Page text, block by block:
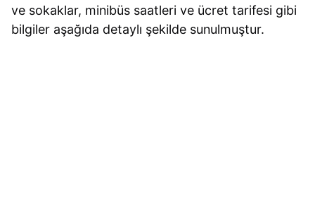
ve sokaklar, minibüs saatleri ve ücret tarifesi gibi
bilgiler aşağıda detaylı şekilde sunulmuştur.